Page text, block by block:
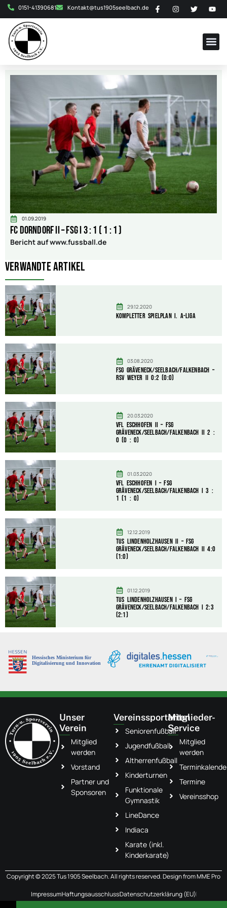
0151-41390681 Kontakt@tus1905seelbach.de
01.09.2019
FC Dorndorf II – FSG I 3 : 1 ( 1 : 1 )
Bericht auf www.fussball.de
Verwandte Artikel
29.12.2020
Kompletter Spielplan I. A-Liga
03.08.2020
FSG Gräveneck/Seelbach/Falkenbach –
RSV Weyer II 0:2 (0:0)
20.03.2020
VfL Eschhofen II – FSG
Gräveneck/Seelbach/Falkenbach II 2 :
0 (0 : 0)
01.03.2020
VfL Eschhofen I – FSG
Gräveneck/Seelbach/Falkenbach I 3 :
1 (1 : 0)
12.12.2019
TuS Lindenholzhausen II – FSG
Gräveneck/Seelbach/Falkenbach II 4:0
(1:0)
01.12.2019
TuS Lindenholzhausen I – FSG
Gräveneck/Seelbach/Falkenbach I 2:3
(2:1)
Unser
Verein
Mitglied
werden
Vorstand
Partner und
Sponsoren
Vereinssportarten
Seniorenfußball
Jugendfußball
Altherrenfußball
Kinderturnen
Funktionale
Gymnastik
LineDance
Indiaca
Karate (inkl.
Kinderkarate)
Mitglieder-
Service
Mitglied
werden
Termine
Vereinsshop
Copyright © 2025 Tus 1905 Seelbach. All rights reserved. Design fromMME Pro
ImpressumHaftungsausschlussDatenschutzerklärung (EU)